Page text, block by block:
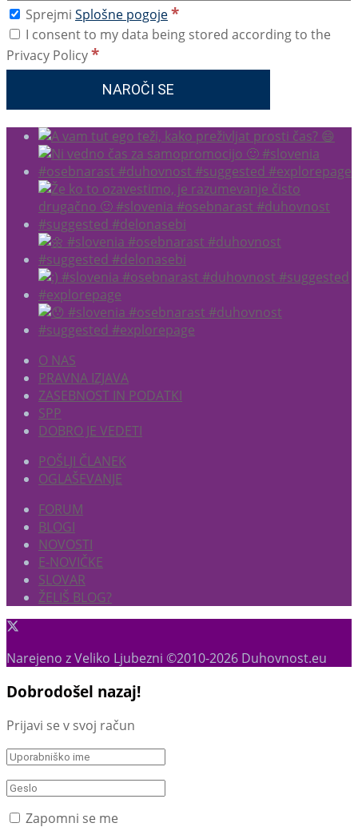
Sprejmi Splošne pogoje*
I consent to my data being stored according to the
Privacy Policy*
O NAS
PRAVNA IZJAVA
ZASEBNOST IN PODATKI
SPP
DOBRO JE VEDETI
POŠLJI ČLANEK
OGLAŠEVANJE
FORUM
BLOGI
NOVOSTI
E-NOVIČKE
SLOVAR
ŽELIŠ BLOG?
Narejeno z Veliko Ljubezni ©2010-2026 Duhovnost.eu
Dobrodošel nazaj!
Prijavi se v svoj račun
Zapomni se me